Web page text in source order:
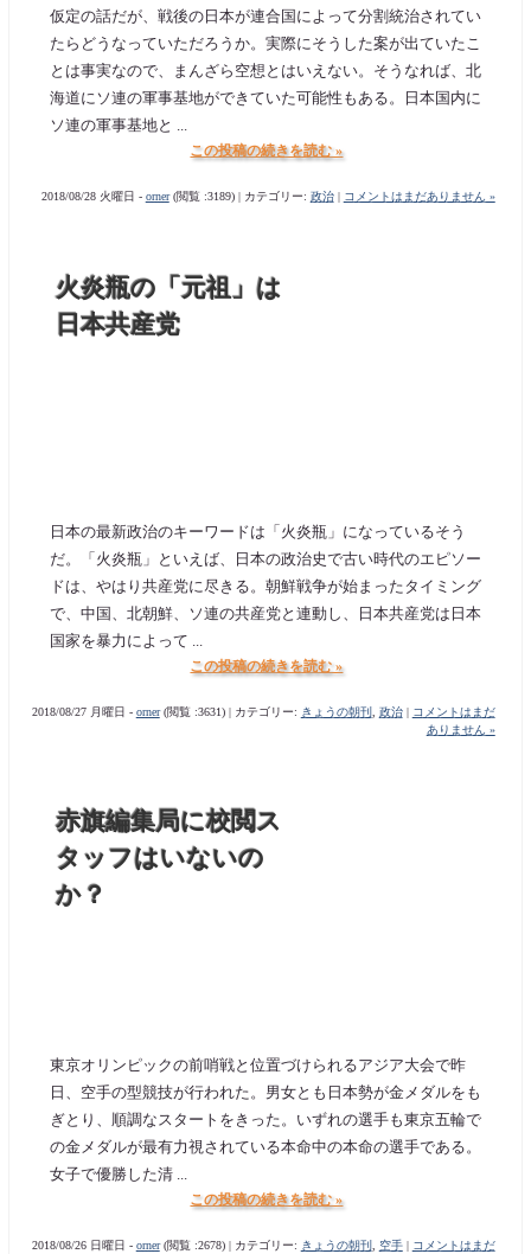
仮定の話だが、戦後の日本が連合国によって分割統治されてい
たらどうなっていただろうか。実際にそうした案が出ていたこ
とは事実なので、まんざら空想とはいえない。そうなれば、北
海道にソ連の軍事基地ができていた可能性もある。日本国内に
ソ連の軍事基地と ...
この投稿の続きを読む »
2018/08/28 火曜日 - orner(閲覧 :3189) | カテゴリー: 政治| コメントはまだありません »
火炎瓶の「元祖」は
日本共産党
日本の最新政治のキーワードは「火炎瓶」になっているそう
だ。「火炎瓶」といえば、日本の政治史で古い時代のエピソー
ドは、やはり共産党に尽きる。朝鮮戦争が始まったタイミング
で、中国、北朝鮮、ソ連の共産党と連動し、日本共産党は日本
国家を暴力によって ...
この投稿の続きを読む »
2018/08/27 月曜日 - orner(閲覧 :3631) | カテゴリー: きょうの朝刊 , 政治|
コメントはまだ
ありません »
赤旗編集局に校閲ス
タッフはいないの
か？
東京オリンピックの前哨戦と位置づけられるアジア大会で昨
日、空手の型競技が行われた。男女とも日本勢が金メダルをも
ぎとり、順調なスタートをきった。いずれの選手も東京五輪で
の金メダルが最有力視されている本命中の本命の選手である。
女子で優勝した清 ...
この投稿の続きを読む »
2018/08/26 日曜日 - orner(閲覧 :2678) | カテゴリー: きょうの朝刊 , 空手|
コメントはまだ